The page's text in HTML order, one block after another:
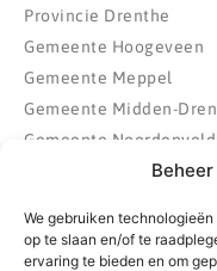
We gebruiken
op te slaan en/of te
ervaring te bieden en om
Provincie Drenthe
Gemeente Hoogeveen
Gemeente Meppel
Gemeente Midden-
Gemeente Noordenveld
Gemeente
Gemeente